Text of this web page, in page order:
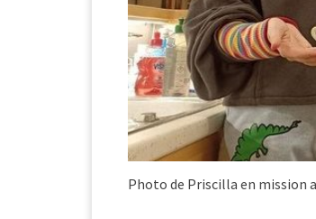
Photo de Priscilla en mission